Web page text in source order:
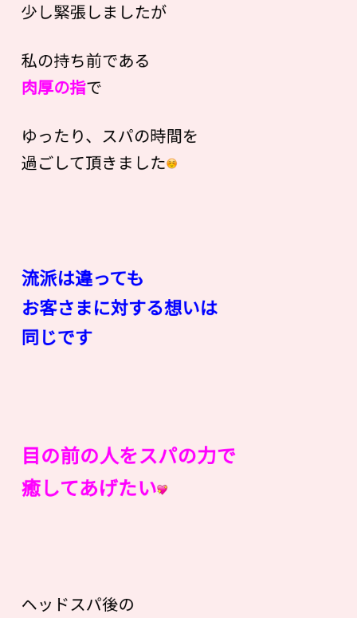
少し緊張しましたが
私の持ち前である
肉厚の指で
ゆったり、スパの時間を
過ごして頂きました
流派は違っても
お客さまに対する想いは
同じです
目の前の人をスパの力で
癒してあげたい
ヘッドスパ後の